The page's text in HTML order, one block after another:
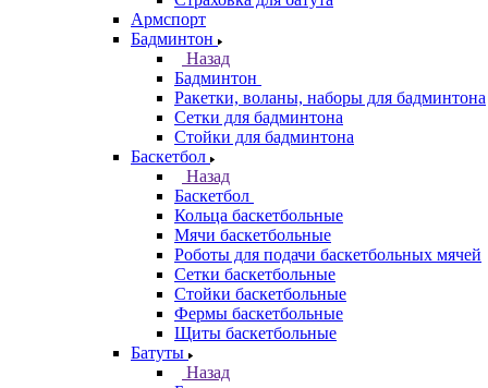
Армспорт
Бадминтон
Назад
Бадминтон
Ракетки, воланы, наборы для бадминтона
Сетки для бадминтона
Стойки для бадминтона
Баскетбол
Назад
Баскетбол
Кольца баскетбольные
Мячи баскетбольные
Роботы для подачи баскетбольных мячей
Сетки баскетбольные
Стойки баскетбольные
Фермы баскетбольные
Щиты баскетбольные
Батуты
Назад